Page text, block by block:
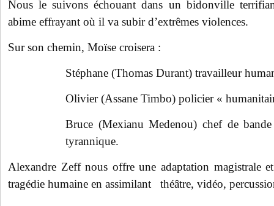
Nous le suivons échouant dans un bidonville
abime effrayant où il va subir d’extrêmes violences.
Sur son chemin, Moïse croisera :
Stéphane (Thomas Durant) travailleur
Olivier (Assane Timbo) policier «
Bruce (Mexianu Medenou) chef de
tyrannique.
Alexandre Zeff nous offre une adaptation magistrale
tragédie humaine en assimilant théâtre, vidéo,